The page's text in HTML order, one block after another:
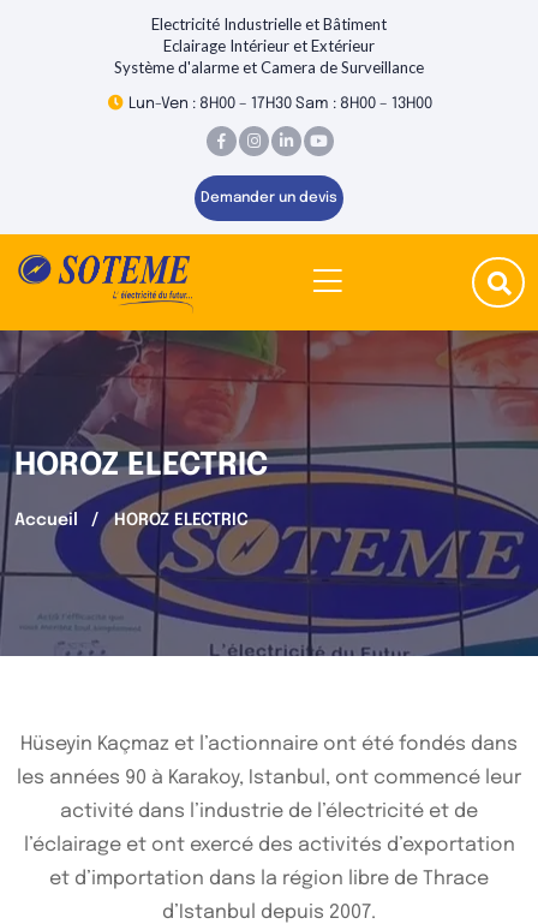
Electricité Industrielle et Bâtiment
Eclairage Intérieur et Extérieur
Système d'alarme et Camera de Surveillance
Lun-Ven : 8H00 – 17H30 Sam : 8H00 – 13H00
Demander un devis
HOROZ ELECTRIC
Accueil HOROZ ELECTRIC
Hüseyin Kaçmaz et l’actionnaire ont été fondés dans
les années 90 à Karakoy, Istanbul, ont commencé leur
activité dans l’industrie de l’électricité et de
l’éclairage et ont exercé des activités d’exportation
et d’importation dans la région libre de Thrace
d’Istanbul depuis 2007.